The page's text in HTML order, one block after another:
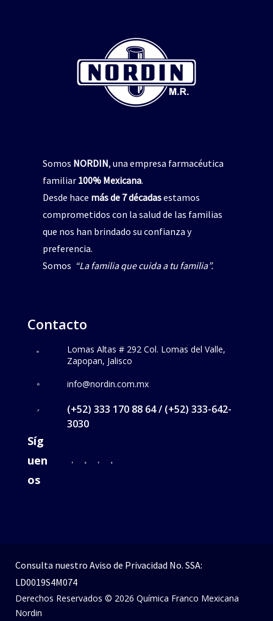
Somos NORDIN, una empresa farmacéutica
familiar 100% Mexicana.
Desde hace más de 7 décadasestamos
comprometidos con la salud de las familias
que nos han brindado su confianza y
preferencia.
Somos “La familia que cuida a tu familia”.
Contacto
Lomas Altas # 292 Col. Lomas del Valle,
Zapopan, Jalisco
info@nordin.com.mx
(+52) 333 170 88 64 / (+52) 333-642-
3030
Síg
uen
os
Consulta nuestro Aviso de Privacidad No. SSA:
LD0019S4M074
Derechos Reservados © 2026 Química Franco Mexicana
Nordin